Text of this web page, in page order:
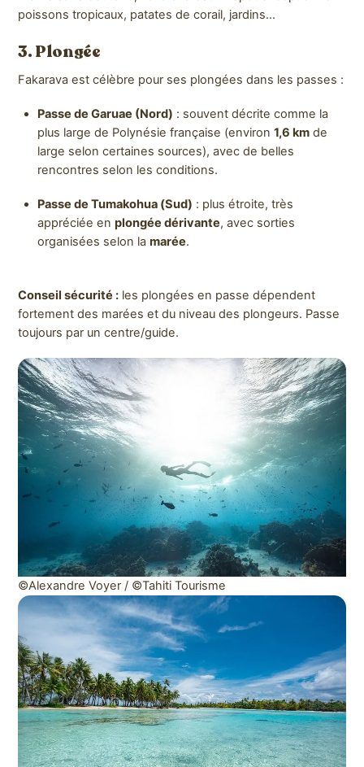
poissons tropicaux, patates de corail, jardins…
3. Plongée
Fakarava est célèbre pour ses plongées dans les passes :
Passe de Garuae (Nord) : souvent décrite comme la
plus large de Polynésie française (environ 1,6 kmde
large selon certaines sources), avec de belles
rencontres selon les conditions.
Passe de Tumakohua (Sud) : plus étroite, très
appréciée en plongée dérivante, avec sorties
organisées selon la marée.
Conseil sécurité : les plongées en passe dépendent
fortement des marées et du niveau des plongeurs. Passe
toujours par un centre/guide.
©Alexandre Voyer / ©Tahiti Tourisme